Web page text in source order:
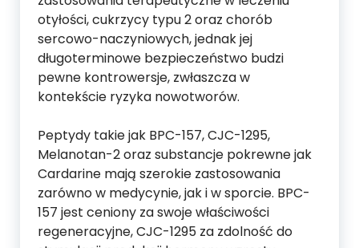
otyłości, cukrzycy typu 2 oraz chorób
sercowo-naczyniowych, jednak jej
długoterminowe bezpieczeństwo budzi
pewne kontrowersje, zwłaszcza w
kontekście ryzyka nowotworów.
Peptydy takie jak BPC-157, CJC-1295,
Melanotan-2 oraz substancje pokrewne jak
Cardarine mają szerokie zastosowania
zarówno w medycynie, jak i w sporcie. BPC-
157 jest ceniony za swoje właściwości
regeneracyjne, CJC-1295 za zdolność do